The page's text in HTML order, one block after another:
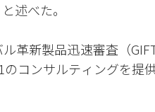
述べた。
革新製品迅速審査（
コンサルティングを提